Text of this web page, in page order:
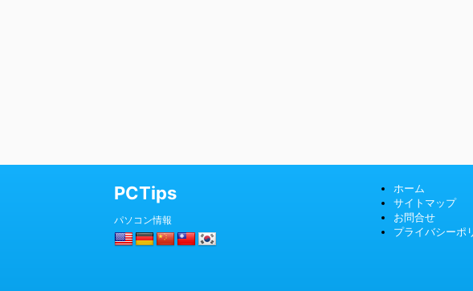
ホーム
サイトマップ
お問合せ
プライバシーポ
PCTips
パソコン情報